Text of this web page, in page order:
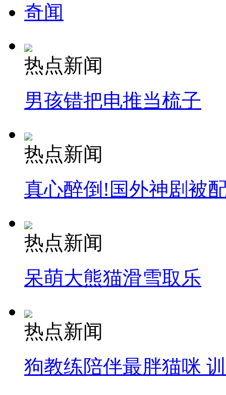
奇闻
热点新闻
男孩错把电推当梳子
热点新闻
真心醉倒!国外神剧被
热点新闻
呆萌大熊猫滑雪取乐
热点新闻
狗教练陪伴最胖猫咪